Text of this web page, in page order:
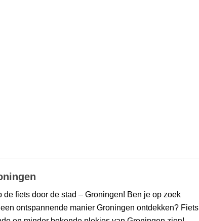
fiets door de stad – Groningen! Ben je op zoek
ontspannende manier Groningen ontdekken? Fiets